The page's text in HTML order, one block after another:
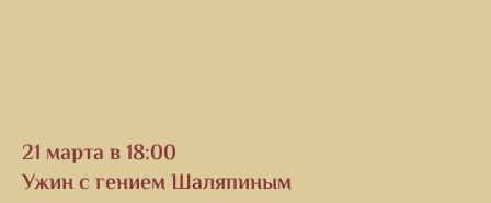
21 марта в 18:00
Ужин с гением Шаляпиным